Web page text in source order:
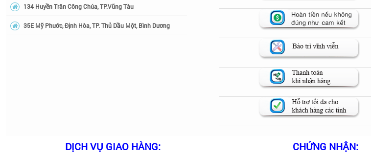
134 Huyền Trân Công Chúa, TP.Vũng Tàu
35E Mỹ Phước, Định Hòa, TP. Thủ Dầu Một, Bình Dương
DỊCH VỤ GIAO HÀNG: CHỨNG NHẬN: